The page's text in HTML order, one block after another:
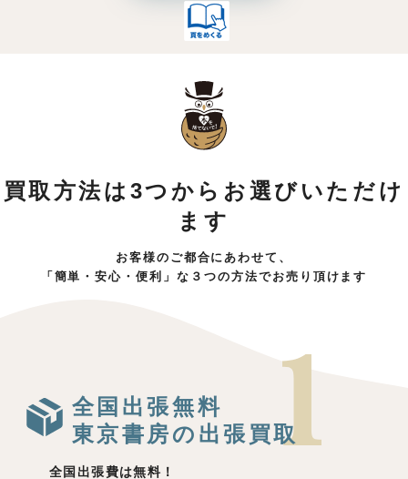
買取方法は3つからお選びいただけ
ます
お客様のご都合にあわせて、
「簡単・安心・便利」な３つの方法でお売り頂けます
全国出張無料
東京書房の出張買取
全国出張費は無料！